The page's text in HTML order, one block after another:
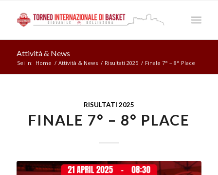
Attività & News
Sei in: Home / Attività & News / Risultati 2025 / Finale 7° – 8° Place
RISULTATI 2025
FINALE 7° – 8° PLACE